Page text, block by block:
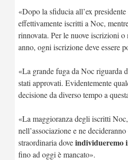
«Dopo la sfiducia all’ex
effettivamente iscritti a Noc,
rinnovata. Per le nuove iscrizioni
anno, ogni iscrizione deve essere
«La grande fuga da Noc riguarda
stati approvati. Evidentemente
decisione da diverso tempo a
«La maggioranza degli iscritti
nell’associazione e ne
straordinaria doveindividueremo
fino ad oggi è mancato».